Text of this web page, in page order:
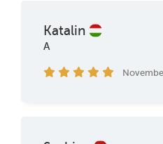
Katalin
A